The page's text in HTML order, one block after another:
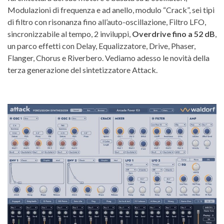
Modulazioni di frequenza e ad anello, modulo “Crack”, sei tipi
di filtro con risonanza fino all’auto-oscillazione, Filtro LFO,
sincronizzabile al tempo, 2 inviluppi, Overdrive fino a 52 dB
un parco effetti con Delay, Equalizzatore, Drive, Phaser,
Flanger, Chorus e Riverbero. Vediamo adesso le novità della
terza generazione del sintetizzatore Attack.